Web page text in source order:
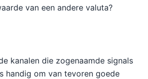
van een andere valuta?
kanalen die zogenaamde signals
handig om van tevoren goede